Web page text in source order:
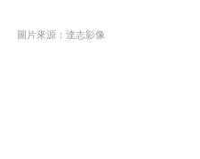
圖片來源：達志影像